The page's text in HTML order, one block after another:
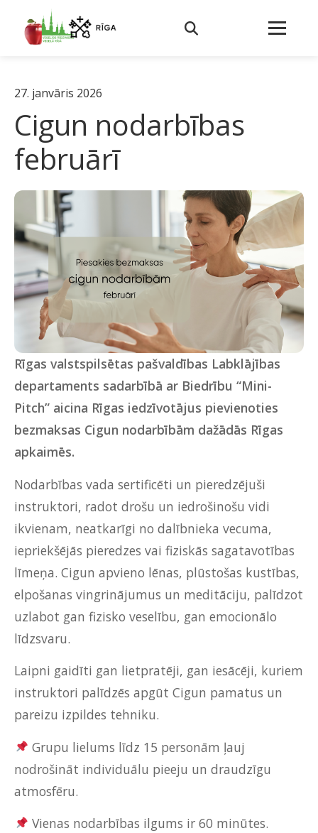
27. janvāris 2026
Cigun nodarbības
februārī
Rīgas valstspilsētas pašvaldības Labklājības
departaments sadarbībā ar Biedrību “Mini-
Pitch” aicina Rīgas iedzīvotājus pievienoties
bezmaksas Cigun nodarbībām dažādās Rīgas
apkaimēs.
Nodarbības vada sertificēti un pieredzējuši
instruktori, radot drošu un iedrošinošu vidi
ikvienam, neatkarīgi no dalībnieka vecuma,
iepriekšējās pieredzes vai fiziskās sagatavotības
līmeņa. Cigun apvieno lēnas, plūstošas kustības,
elpošanas vingrinājumus un meditāciju, palīdzot
uzlabot gan fizisko veselību, gan emocionālo
līdzsvaru.
Laipni gaidīti gan lietpratēji, gan iesācēji, kuriem
instruktori palīdzēs apgūt Cigun pamatus un
pareizu izpildes tehniku.
Grupu lielums līdz 15 personām ļauj
nodrošināt individuālu pieeju un draudzīgu
atmosfēru.
Vienas nodarbības ilgums ir 60 minūtes.